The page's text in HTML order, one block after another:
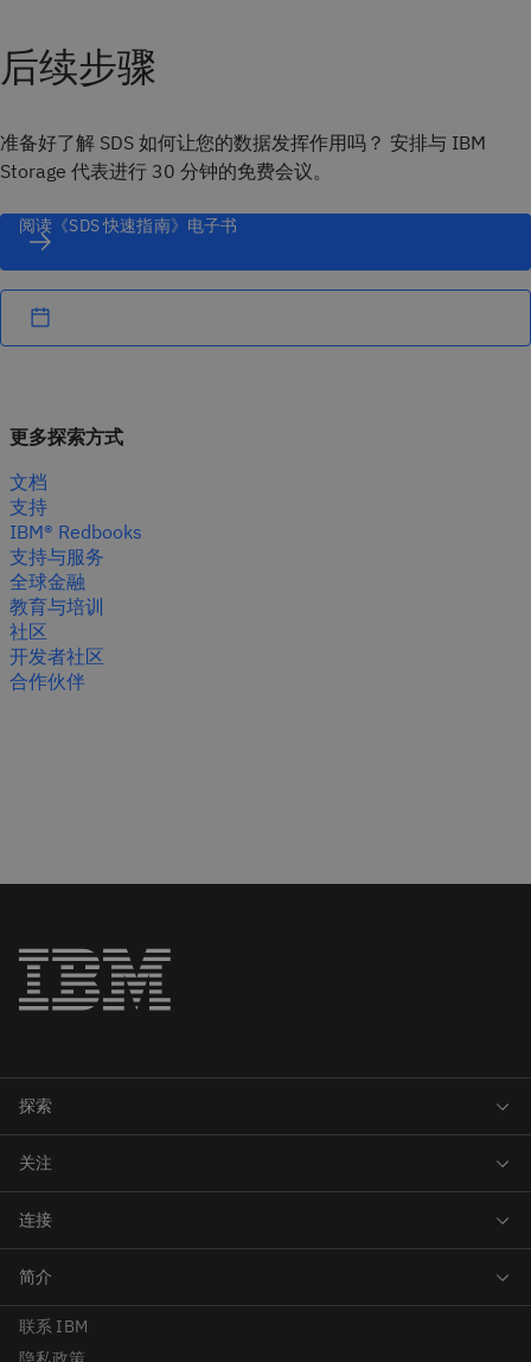
后续步骤
准备好了解 SDS 如何让您的数据发挥作用吗？ 安排与 IBM
Storage 代表进行 30 分钟的免费会议。
阅读《SDS 快速指南》电子书
更多探索方式
文档
支持
IBM® Redbooks
支持与服务
全球金融
教育与培训
社区
开发者社区
合作伙伴
联系 IBM